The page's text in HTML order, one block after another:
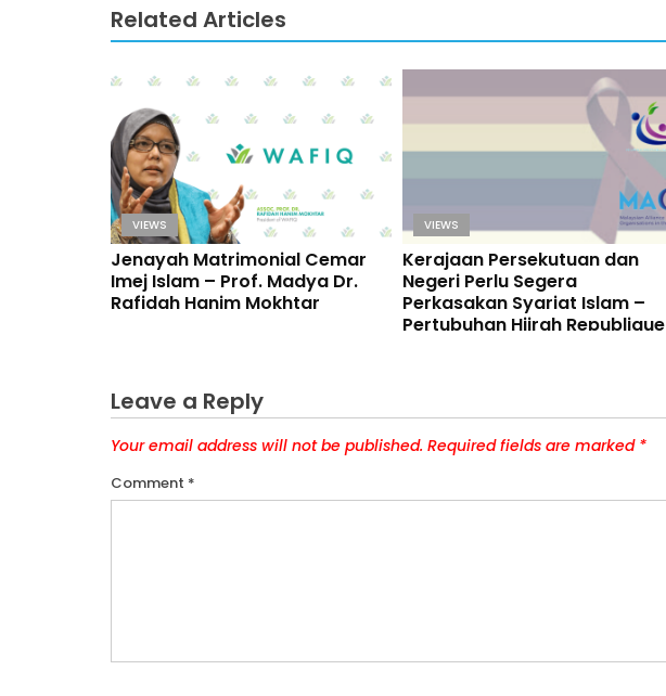
Related Articles
VIEWS
Jenayah Matrimonial Cemar
Imej Islam – Prof. Madya Dr.
Rafidah Hanim Mokhtar
VIEWS
Kerajaan Persekutuan dan
Negeri Perlu Segera
Perkasakan Syariat Islam –
Pertubuhan Hijrah Republique
Leave a Reply
Your email address will not be published. Required fields are marked *
Comment *